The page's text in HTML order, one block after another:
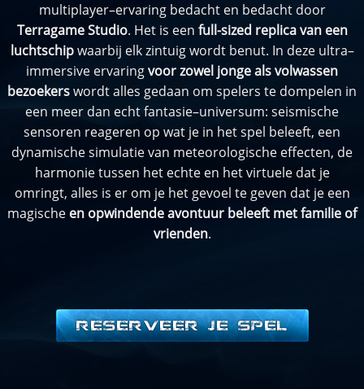
multiplayer–ervaringbedachten bedachtdoor
Terragame Studio. Hetis een full-sized replica van een
luchtschipwaarbij elkzintuigwordtbenut. In dezeultra–
immersive ervaringvoor zowel jonge als volwassen
bezoekerswordtalles gedaan om spelers te dompelen in
een meer dan echtfantasie–universum: seismische
sensoren reageren op wat je in hetspel beleeft, een
dynamischesimulatievan meteorologische effecten, de
harmonietussen hetechteen hetvirtueledatje
omringt, alles is erom jehetgevoel tegeven datjeeen
magische en opwindende avontuur beleeft met familie of
vrienden.
RESERVEER JE SPEL